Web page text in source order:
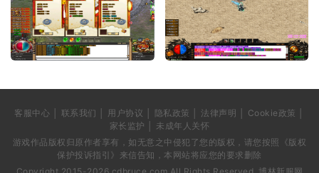
客服中心 │ 联系我们 │ 用户协议 │ 隐私政策 │ 法律声明 │ Cookie政策 │
家长监护 │ 未成年人关怀
游戏作品版权归原作者享有，如无意之中侵犯了您的版权，请您按照《版权
保护投诉指引》来信告知，本网站将应您的要求删除